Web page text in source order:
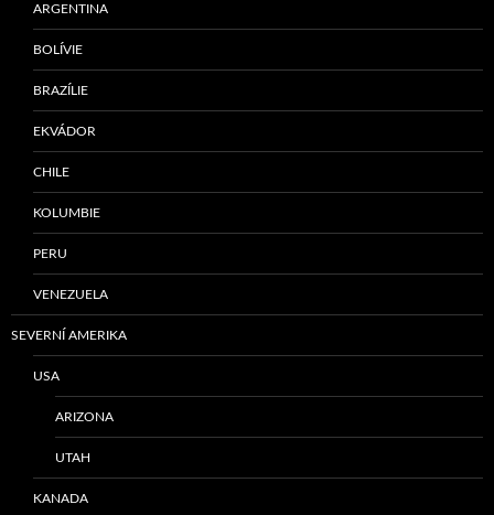
ARGENTINA
BOLÍVIE
BRAZÍLIE
EKVÁDOR
CHILE
KOLUMBIE
PERU
VENEZUELA
SEVERNÍ AMERIKA
USA
ARIZONA
UTAH
KANADA